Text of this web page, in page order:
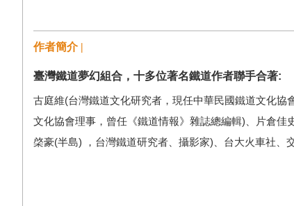
作者簡介 |
臺灣鐵道夢幻組合，十多位著名鐵道作者聯手合著:
古庭維(台灣鐵道文化研究者，現任中華民國鐵道文化
文化協會理事，曾任《鐵道情報》雜誌總編輯)、片倉
棨豪(半島) ，台灣鐵道研究者、攝影家)、台大火車社、